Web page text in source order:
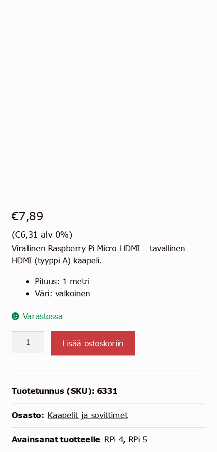
€7,89
(€6,31 alv 0%)
Virallinen Raspberry Pi Micro-HDMI – tavallinen
HDMI (tyyppi A) kaapeli.
Pituus: 1 metri
Väri: valkoinen
Varastossa
Official
Cable
1m
Valkoinen
Lisää ostoskoriin
Tuotetunnus (SKU): 6331
Osasto: Kaapelit ja sovittimet
Avainsanat tuotteelle RPi 4, RPi 5